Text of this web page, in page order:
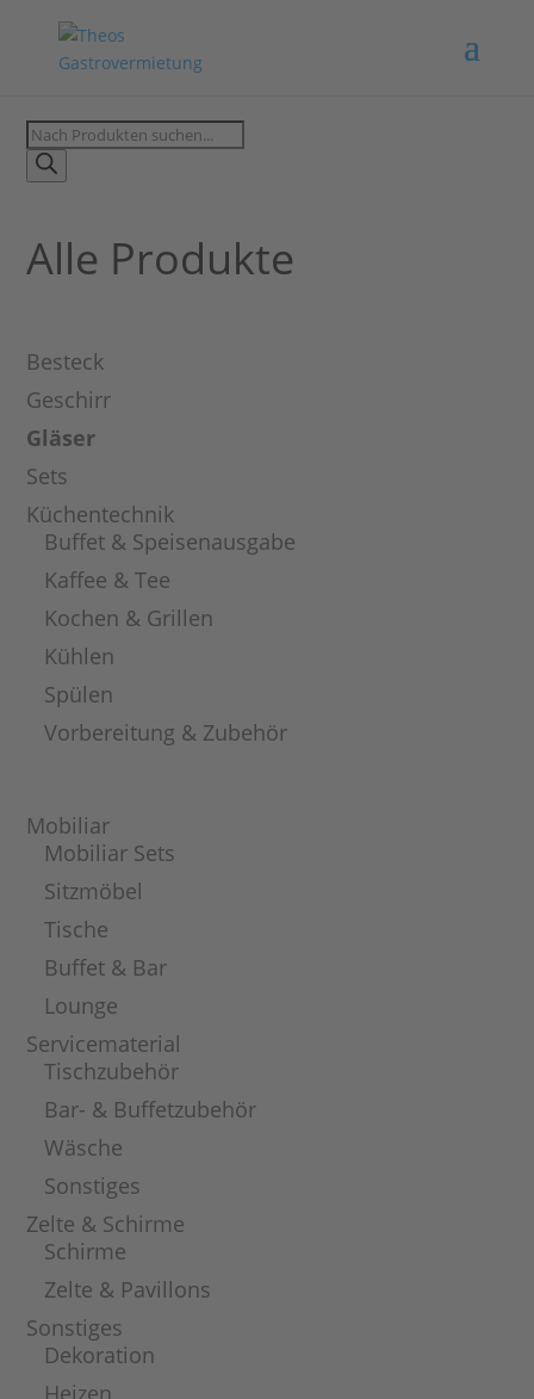
Products
search
Alle Produkte
Besteck
Geschirr
Gläser
Sets
Küchentechnik
Buffet & Speisenausgabe
Kaffee & Tee
Kochen & Grillen
Kühlen
Spülen
Vorbereitung & Zubehör
Mobiliar
Mobiliar Sets
Sitzmöbel
Tische
Buffet & Bar
Lounge
Servicematerial
Tischzubehör
Bar- & Buffetzubehör
Wäsche
Sonstiges
Zelte & Schirme
Schirme
Zelte & Pavillons
Sonstiges
Dekoration
Heizen